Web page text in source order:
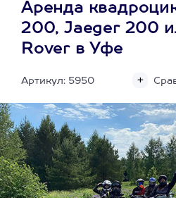
Аренда
200, Jaeger 200
Rover в Уфе
Артикул: 5950